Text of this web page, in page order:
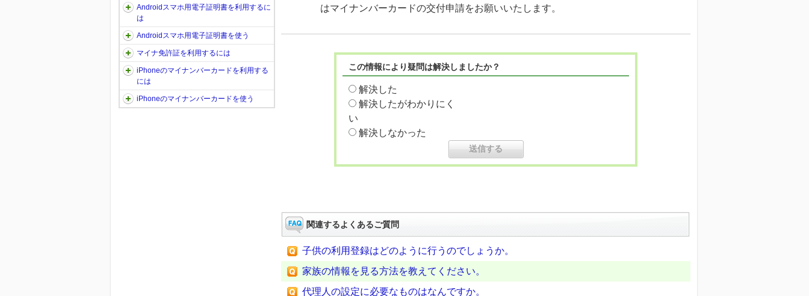
Androidスマホ用電子証明書を利用するに
は
Androidスマホ用電子証明書を使う
マイナ免許証を利用するには
iPhoneのマイナンバーカードを利用する
には
iPhoneのマイナンバーカードを使う
はマイナンバーカードの交付申請をお願いいたします。
この情報により疑問は解決しましたか？
解決した
解決したがわかりにく
い
解決しなかった
関連するよくあるご質問
子供の利用登録はどのように行うのでしょうか。
家族の情報を見る方法を教えてください。
代理人の設定に必要なものはなんですか。